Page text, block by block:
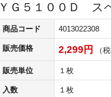
ＹＧ５１００Ｄ ス
商品コード 4013022308
販売価格 2,299円 （
販売単位 １枚
入数 １枚